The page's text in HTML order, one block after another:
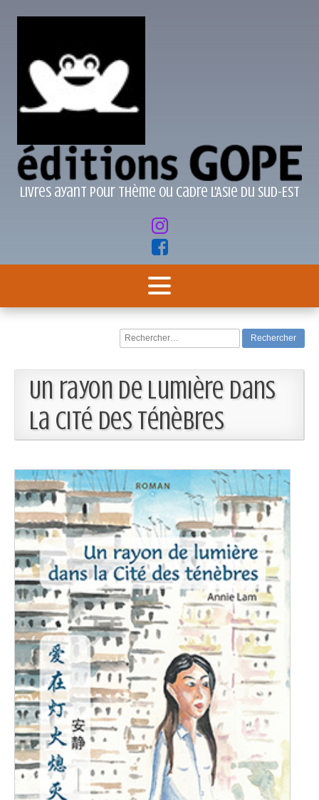
Livres ayant pour thème ou cadre l'Asie du Sud-Est
Rechercher :
Un rayon de lumière dans
la Cité des ténèbres